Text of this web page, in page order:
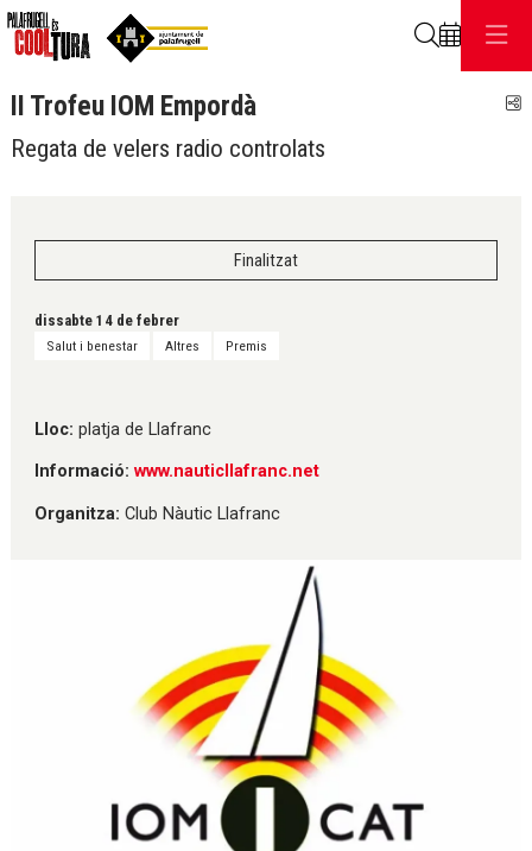
II Trofeu IOM Empordà
Regata de velers radio controlats
Finalitzat
dissabte 14 de febrer
Salut i benestar Altres Premis
Lloc: platja de Llafranc
Informació: www.nauticllafranc.net
Organitza: Club Nàutic Llafranc